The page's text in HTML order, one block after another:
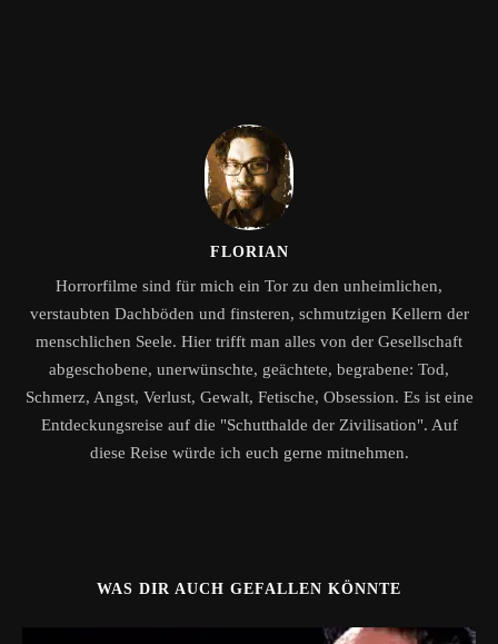
FLORIAN
Horrorfilme sind für mich ein Tor zu den unheimlichen,
verstaubten Dachböden und finsteren, schmutzigen Kellern der
menschlichen Seele. Hier trifft man alles von der Gesellschaft
abgeschobene, unerwünschte, geächtete, begrabene: Tod,
Schmerz, Angst, Verlust, Gewalt, Fetische, Obsession. Es ist eine
Entdeckungsreise auf die "Schutthalde der Zivilisation". Auf
diese Reise würde ich euch gerne mitnehmen.
WAS DIR AUCH GEFALLEN KÖNNTE